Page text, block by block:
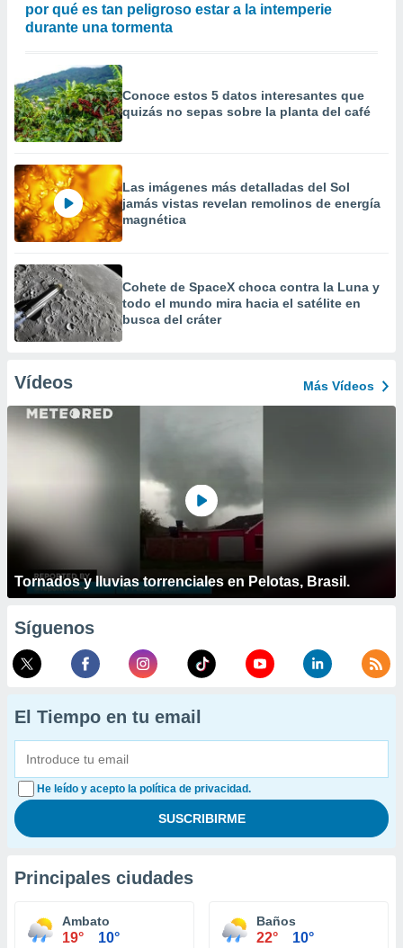
por qué es tan peligroso estar a la intemperie
durante una tormenta
Conoce estos 5 datos interesantes que
quizás no sepas sobre la planta del café
Las imágenes más detalladas del Sol
jamás vistas revelan remolinos de energía
magnética
Cohete de SpaceX choca contra la Luna y
todo el mundo mira hacia el satélite en
busca del cráter
Vídeos Más Vídeos
Tornados y lluvias torrenciales en Pelotas, Brasil.
Síguenos
El Tiempo en tu email
He leído y acepto la política de privacidad.
Principales ciudades
Ambato
19° 10°
Baños
22° 10°